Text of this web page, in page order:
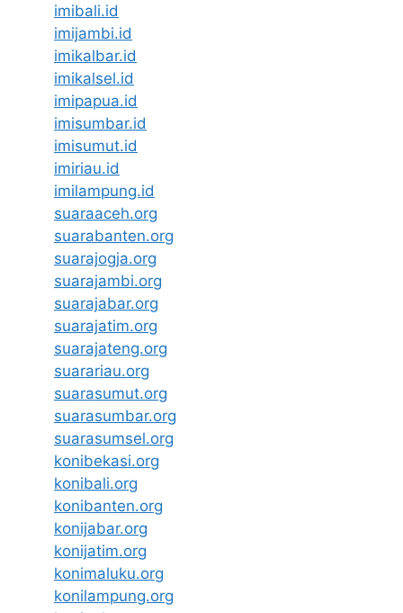
imibali.id
imijambi.id
imikalbar.id
imikalsel.id
imipapua.id
imisumbar.id
imisumut.id
imiriau.id
imilampung.id
suaraaceh.org
suarabanten.org
suarajogja.org
suarajambi.org
suarajabar.org
suarajatim.org
suarajateng.org
suarariau.org
suarasumut.org
suarasumbar.org
suarasumsel.org
konibekasi.org
konibali.org
konibanten.org
konijabar.org
konijatim.org
konimaluku.org
konilampung.org